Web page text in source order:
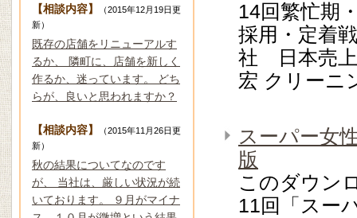
14回繁忙期
採用・定着
社 日本売上
宏 クリーニ
スーパー女
版
このダウン
11回「スー
【相談内容】 （2015年12月19日更
新）
既存の店舗をリニューアルす
るか、 隣町に、店舗を新しく
作るか、迷っています。 どち
らが、良いと思われますか？
【相談内容】 （2015年11月26日更
新）
秋の結果についてなのです
が、 当社は、厳しい状況が続
いております。 ９月がマイナ